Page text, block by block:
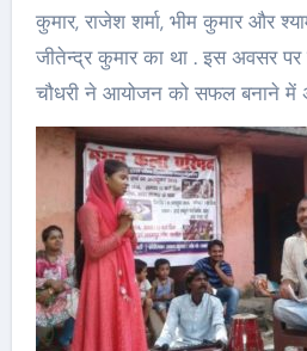
कुमार, राजेश शर्मा, भीम कुमार और
जीतेन्द्र कुमार का था . इस अवसर पर
चौधरी ने आयोजन को सफल बनाने में